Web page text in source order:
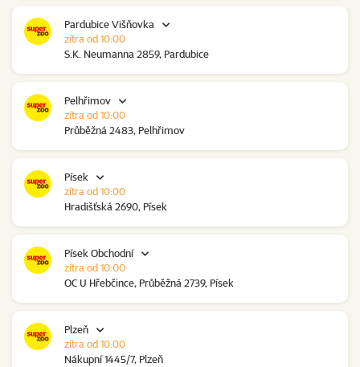
Pardubice Višňovka
S.K. Neumanna 2859, Pardubice
zítra od 10:00
Pelhřimov
Průběžná 2483, Pelhřimov
zítra od 10:00
Písek
Hradišťská 2690, Písek
zítra od 10:00
Písek Obchodní
OC U Hřebčince, Průběžná 2739, Písek
zítra od 10:00
Plzeň
Nákupní 1445/7, Plzeň
zítra od 10:00